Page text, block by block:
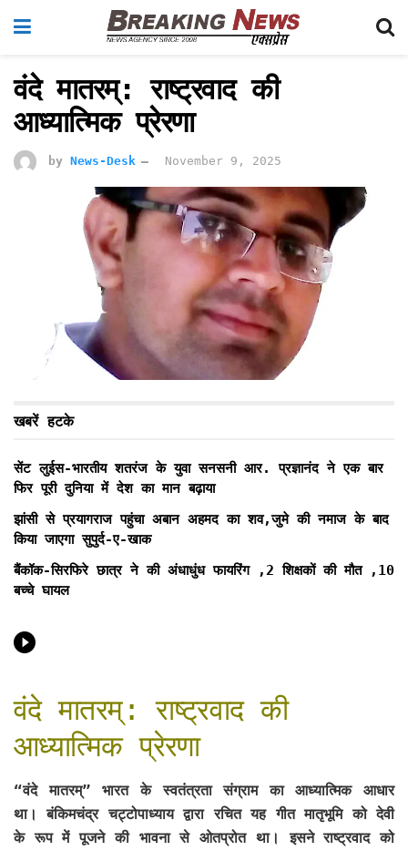
वंदे मातरम्: राष्ट्रवाद की
आध्यात्मिक प्रेरणा
by News-Desk November 9, 2025
खबरें हटके
सेंट लुईस-भारतीय शतरंज के युवा सनसनी आर. प्रज्ञानंद ने एक बार
फिर पूरी दुनिया में देश का मान बढ़ाया
झांसी से प्रयागराज पहुंचा अबान अहमद का शव,जुमे की नमाज के बाद
किया जाएगा सुपुर्द-ए-खाक
बैंकॉक-सिरफिरे छात्र ने की अंधाधुंध फायरिंग ,2 शिक्षकों की मौत ,10
बच्चे घायल
वंदे मातरम्: राष्ट्रवाद की
आध्यात्मिक प्रेरणा
“वंदे मातरम्” भारत के स्वतंत्रता संग्राम का आध्यात्मिक आधार
था। बंकिमचंद्र चट्टोपाध्याय द्वारा रचित यह गीत मातृभूमि को देवी
के रूप में पूजने की भावना से ओतप्रोत था। इसने राष्ट्रवाद को